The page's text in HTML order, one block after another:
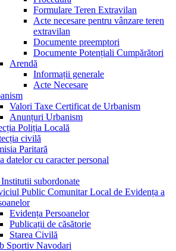
Formulare Teren Extravilan
Acte necesare pentru vânzare teren
extravilan
Documente preemptori
Documente Potențiali Cumpărători
Arendă
Informații generale
Acte Necesare
Valori Taxe Certificat de Urbanism
Anunțuri Urbanism
Poliția Locală
civilă
Paritară
datelor cu caracter personal
subordonate
Public Comunitar Local de Evidența a
Evidența Persoanelor
Publicații de căsătorie
Starea Civilă
Sportiv Navodari